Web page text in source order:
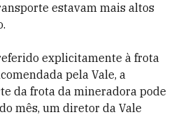
estavam mais altos
explicitamente à frota
pela Vale, a
da frota da mineradora pode
mês, um diretor da Vale